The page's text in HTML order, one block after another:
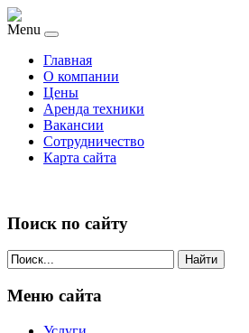
Menu
Главная
О компании
Цены
Аренда техники
Вакансии
Сотрудничество
Карта сайта
Поиск по сайту
Найти
Меню сайта